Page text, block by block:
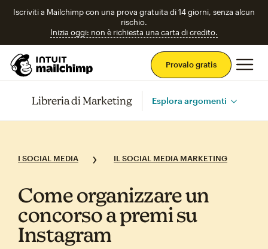
Iscriviti a Mailchimp con una prova gratuita di 14 giorni, senza alcun
rischio.
Inizia oggi: non è richiesta una carta di credito.
Provalo gratis
Libreria di Marketing Esplora argomenti
I SOCIAL MEDIA IL SOCIAL MEDIA MARKETING
Come organizzare un
concorso a premi su
Instagram